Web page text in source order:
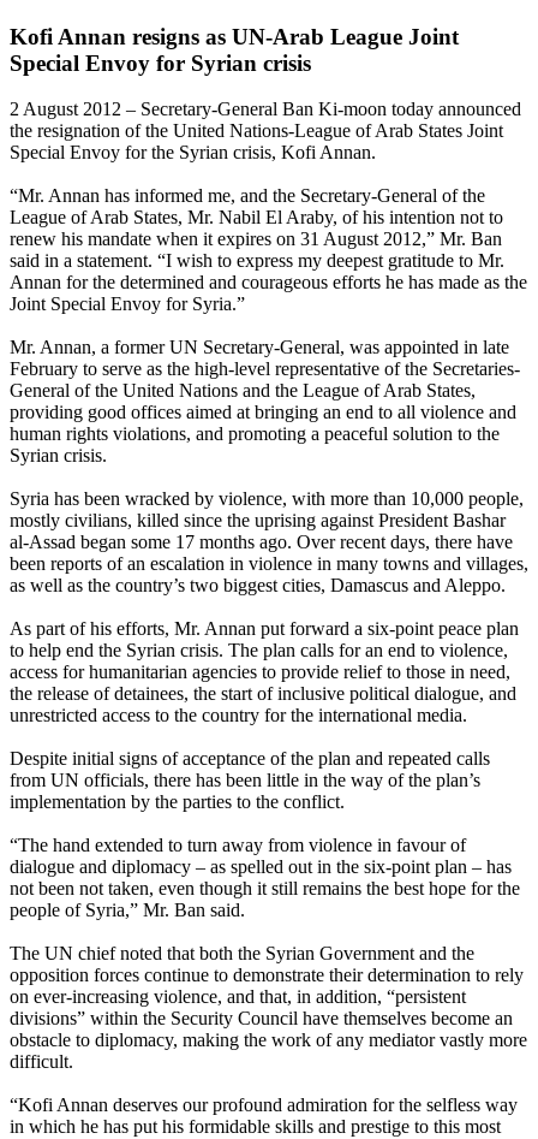
Kofi Annan resigns as UN-Arab League Joint
Special Envoy for Syrian crisis
2 August 2012 – Secretary-General Ban Ki-moon today announced
the resignation of the United Nations-League of Arab States Joint
Special Envoy for the Syrian crisis, Kofi Annan.
“Mr. Annan has informed me, and the Secretary-General of the
League of Arab States, Mr. Nabil El Araby, of his intention not to
renew his mandate when it expires on 31 August 2012,” Mr. Ban
said in a statement. “I wish to express my deepest gratitude to Mr.
Annan for the determined and courageous efforts he has made as the
Joint Special Envoy for Syria.”
Mr. Annan, a former UN Secretary-General, was appointed in late
February to serve as the high-level representative of the Secretaries-
General of the United Nations and the League of Arab States,
providing good offices aimed at bringing an end to all violence and
human rights violations, and promoting a peaceful solution to the
Syrian crisis.
Syria has been wracked by violence, with more than 10,000 people,
mostly civilians, killed since the uprising against President Bashar
al-Assad began some 17 months ago. Over recent days, there have
been reports of an escalation in violence in many towns and villages,
as well as the country’s two biggest cities, Damascus and Aleppo.
As part of his efforts, Mr. Annan put forward a six-point peace plan
to help end the Syrian crisis. The plan calls for an end to violence,
access for humanitarian agencies to provide relief to those in need,
the release of detainees, the start of inclusive political dialogue, and
unrestricted access to the country for the international media.
Despite initial signs of acceptance of the plan and repeated calls
from UN officials, there has been little in the way of the plan’s
implementation by the parties to the conflict.
“The hand extended to turn away from violence in favour of
dialogue and diplomacy – as spelled out in the six-point plan – has
not been not taken, even though it still remains the best hope for the
people of Syria,” Mr. Ban said.
The UN chief noted that both the Syrian Government and the
opposition forces continue to demonstrate their determination to rely
on ever-increasing violence, and that, in addition, “persistent
divisions” within the Security Council have themselves become an
obstacle to diplomacy, making the work of any mediator vastly more
difficult.
“Kofi Annan deserves our profound admiration for the selfless way
in which he has put his formidable skills and prestige to this most